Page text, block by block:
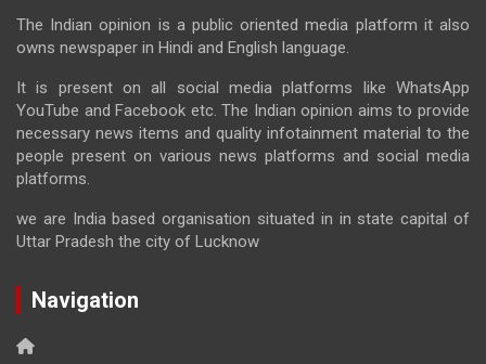
The Indian opinion is a public oriented media platform it also
owns newspaper in Hindi and English language.
It is present on all social media platforms like WhatsApp
YouTube and Facebook etc. The Indian opinion aims to provide
necessary news items and quality infotainment material to the
people present on various news platforms and social media
platforms.
we are India based organisation situated in in state capital of
Uttar Pradesh the city of Lucknow
Navigation